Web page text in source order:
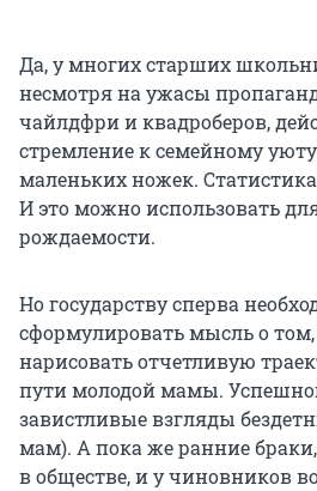
Да, у многих старших
несмотря на ужасы
чайлдфри и квадроберов,
стремление к семейному
маленьких ножек.
И это можно использовать
рождаемости.
Но государству сперва
сформулировать мысль о том,
нарисовать отчетливую
пути молодой мамы.
завистливые взгляды
мам). А пока же ранние
в обществе, и у чиновников